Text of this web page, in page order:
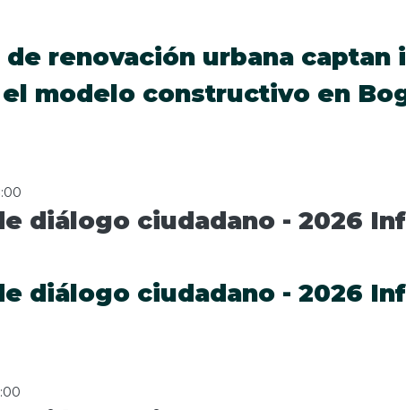
renovación urbana
modelo constructivo en
diálogo ciudadano - 2026
diálogo ciudadano - 2026